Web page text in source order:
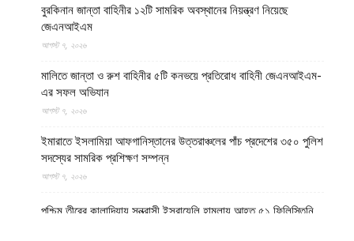
বুরকিনান জান্তা বাহিনীর ১২টি সামরিক অবস্থানের নিয়ন্ত্রণ নিয়েছে
জেএনআইএম
আগস্ট ৭, ২০২৬
মালিতে জান্তা ও রুশ বাহিনীর ৫টি কনভয়ে প্রতিরোধ বাহিনী জেএনআইএম-
এর সফল অভিযান
আগস্ট ৭, ২০২৬
ইমারাতে ইসলামিয়া আফগানিস্তানের উত্তরাঞ্চলের পাঁচ প্রদেশের ৩৫০ পুলিশ
সদস্যের সামরিক প্রশিক্ষণ সম্পন্ন
আগস্ট ৭, ২০২৬
পশ্চিম তীরের কালান্দিয়ায় সন্ত্রাসী ইসরায়েলি হামলায় আহত ৫১ ফিলিস্তিনি